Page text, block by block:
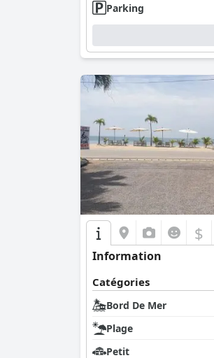
Parking
$
Information
Catégories
Bord De Mer
Plage
Petit